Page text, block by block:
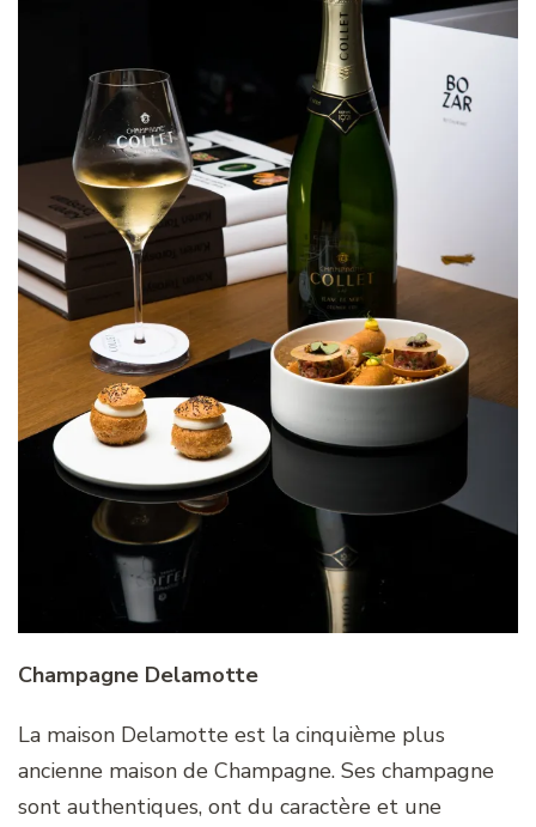
Champagne Delamotte
La maison Delamotte est la cinquième plus
ancienne maison de Champagne. Ses champagne
sont authentiques, ont du caractère et une